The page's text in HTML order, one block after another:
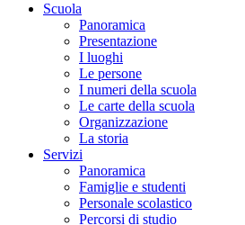
Scuola
Panoramica
Presentazione
I luoghi
Le persone
I numeri della scuola
Le carte della scuola
Organizzazione
La storia
Servizi
Panoramica
Famiglie e studenti
Personale scolastico
Percorsi di studio